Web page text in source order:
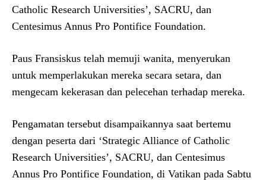
Catholic Research Universities’, SACRU, dan
Centesimus Annus Pro Pontifice Foundation.
Paus Fransiskus telah memuji wanita, menyerukan
untuk memperlakukan mereka secara setara, dan
mengecam kekerasan dan pelecehan terhadap mereka.
Pengamatan tersebut disampaikannya saat bertemu
dengan peserta dari ‘Strategic Alliance of Catholic
Research Universities’, SACRU, dan Centesimus
Annus Pro Pontifice Foundation, di Vatikan pada Sabtu